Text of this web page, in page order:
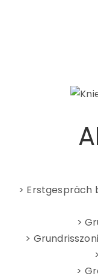
> Erstgespräch
>
>
>